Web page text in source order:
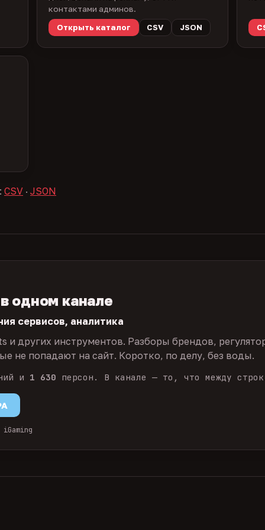
контактами админов.
Открыть каталог
CSV JSON
CSV · JSON
одном канале
сервисов, аналитика
и других инструментов. Разборы брендов,
не попадают на сайт. Коротко, по делу, без воды.
и 1 630 персон. В канале — то, что между